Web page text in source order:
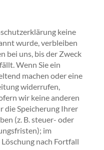
keine
wurde, verbleiben
bei uns, bis der Zweck
Wenn Sie ein
machen oder eine
widerrufen,
wir keine anderen
die Speicherung Ihrer
(z. B. steuer- oder
im
nach Fortfall